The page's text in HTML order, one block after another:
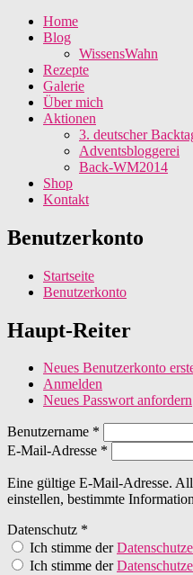
Home
Blog
WissensWahn
Rezepte
Galerie
Über mich
Aktionen
3. deutscher
Adventsbloggerei
Back-WM2014
Shop
Kontakt
Benutzerkonto
Startseite
Benutzerkonto
Haupt-Reiter
Neues Benutzerkonto
Anmelden
Neues Passwort anfordern
Benutzername *
E-Mail-Adresse *
Eine gültige E-Mail-Adresse.
einstellen, bestimmte
Datenschutz *
Ich stimme der
Ich stimme der